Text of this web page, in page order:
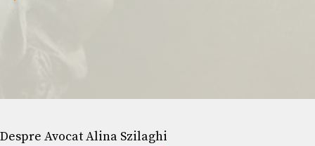
Despre Avocat Alina Szilaghi